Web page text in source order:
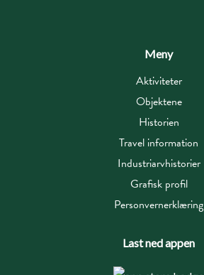
Meny
Aktiviteter
Objektene
Historien
Travel information
Industriarvhistorier
Grafisk profil
Personvernerklæring
Last ned appen